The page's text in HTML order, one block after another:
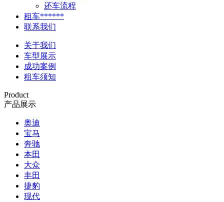
还车流程
租车******
联系我们
关于我们
车型展示
成功案例
租车须知
Product
产品展示
奥迪
宝马
奔驰
本田
大众
丰田
捷豹
现代